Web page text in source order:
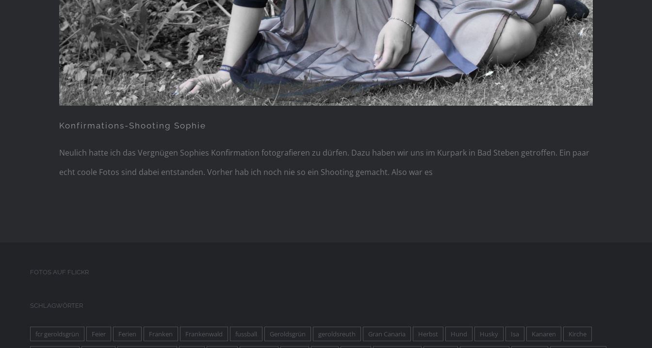
Konfirmations-Shooting Sophie
Neulich hatte ich das Vergnügen Sophies Konfirmation fotografieren zu dürfen. Dazu haben wir uns im Kurpark in Bad Steben getroffen. Ein paar
echt coole Fotos sind dabei entstanden. Vorher hab ich noch nie so ein Shooting gemacht. Also war es
FOTOS AUF FLICKR
SCHLAGWÖRTER
fcr geroldsgrün Feier Ferien Franken Frankenwald fussball Geroldsgrün geroldsreuth Gran Canaria Herbst Hund Husky Isa Kanaren Kirche